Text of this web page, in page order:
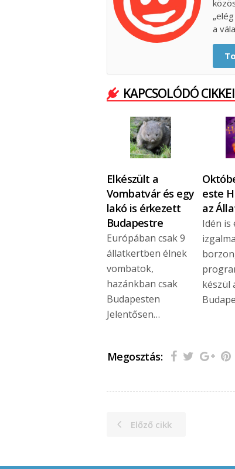
a
KAPCSOLÓDÓ
Elkészült a
Vombatvár és egy
lakó is érkezett
Budapestre
Európában csak 9
állatkertben élnek
vombatok,
hazánkban csak
Budapesten
Jelentősen…
este
az
Idén is
készül
Megosztás:
Előző cikk